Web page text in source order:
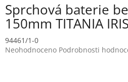
Sprchová baterie
150mm TITANIA
94461/1-0
Průměrné
Neohodnoceno Podrobnosti